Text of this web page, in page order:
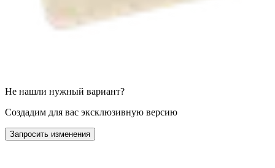
Не нашли нужный вариант?
Создадим для вас эксклюзивную версию
Запросить изменения